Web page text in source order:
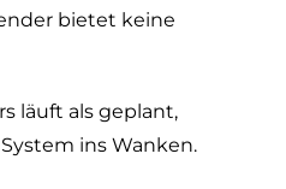
bietet keine
läuft als geplant,
ins Wanken.